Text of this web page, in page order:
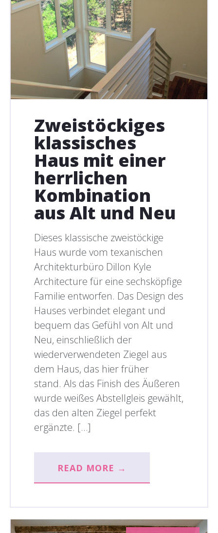
Zweistöckiges
klassisches
Haus mit einer
herrlichen
Kombination
aus Alt und Neu
Dieses klassische zweistöckige
Haus wurde vom texanischen
Architekturbüro Dillon Kyle
Architecture für eine sechsköpfige
Familie entworfen. Das Design des
Hauses verbindet elegant und
bequem das Gefühl von Alt und
Neu, einschließlich der
wiederverwendeten Ziegel aus
dem Haus, das hier früher
stand. Als das Finish des Äußeren
wurde weißes Abstellgleis gewählt,
das den alten Ziegel perfekt
ergänzte. […]
READ MORE →